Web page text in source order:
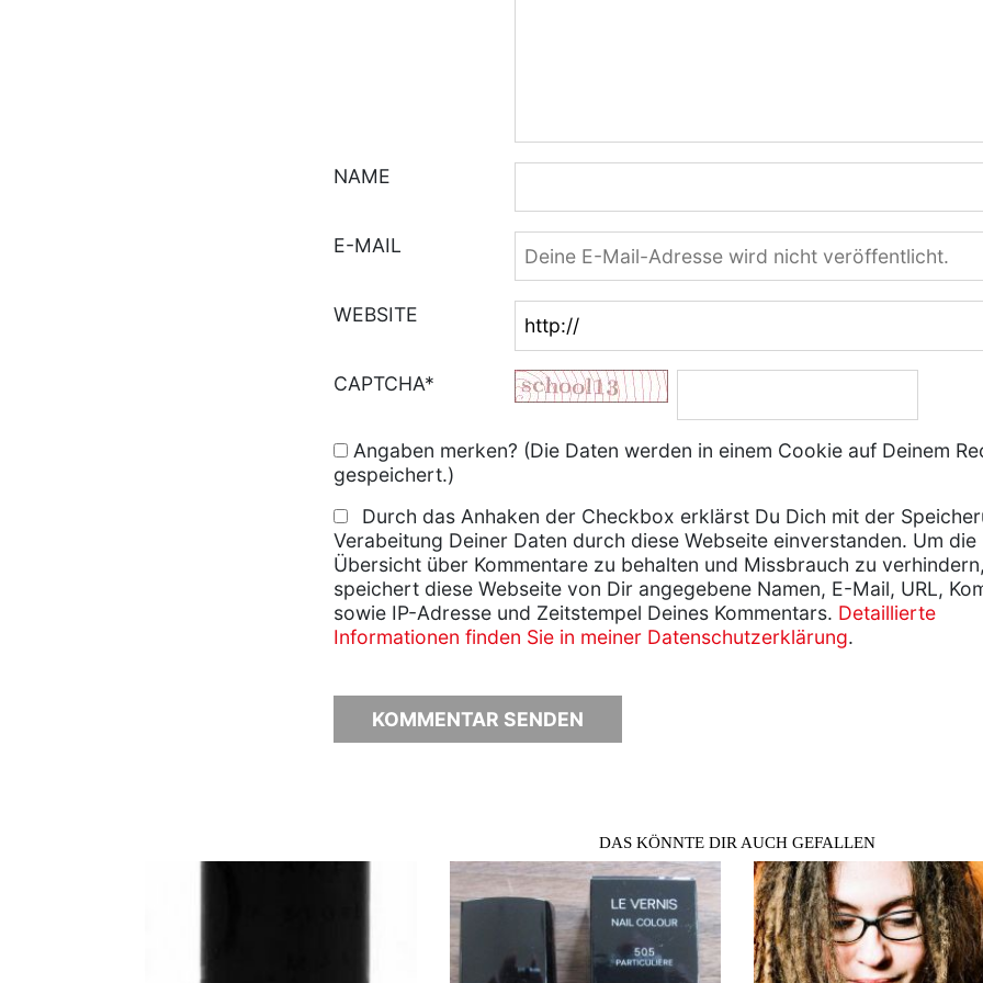
NAME
E-MAIL
WEBSITE
CAPTCHA*
Angaben merken? (Die Daten werden in einem Cookie auf Deinem
gespeichert.)
Durch das Anhaken der Checkbox erklärst Du Dich mit der
Verabeitung Deiner Daten durch diese Webseite einverstanden. Um die
Übersicht über Kommentare zu behalten und Missbrauch zu verhindern,
speichert diese Webseite von Dir angegebene Namen, E-Mail, URL,
sowie IP-Adresse und Zeitstempel Deines Kommentars. Detaillierte
Informationen finden Sie in meiner Datenschutzerklärung.
DAS KÖNNTE DIR AUCH GEFALLEN